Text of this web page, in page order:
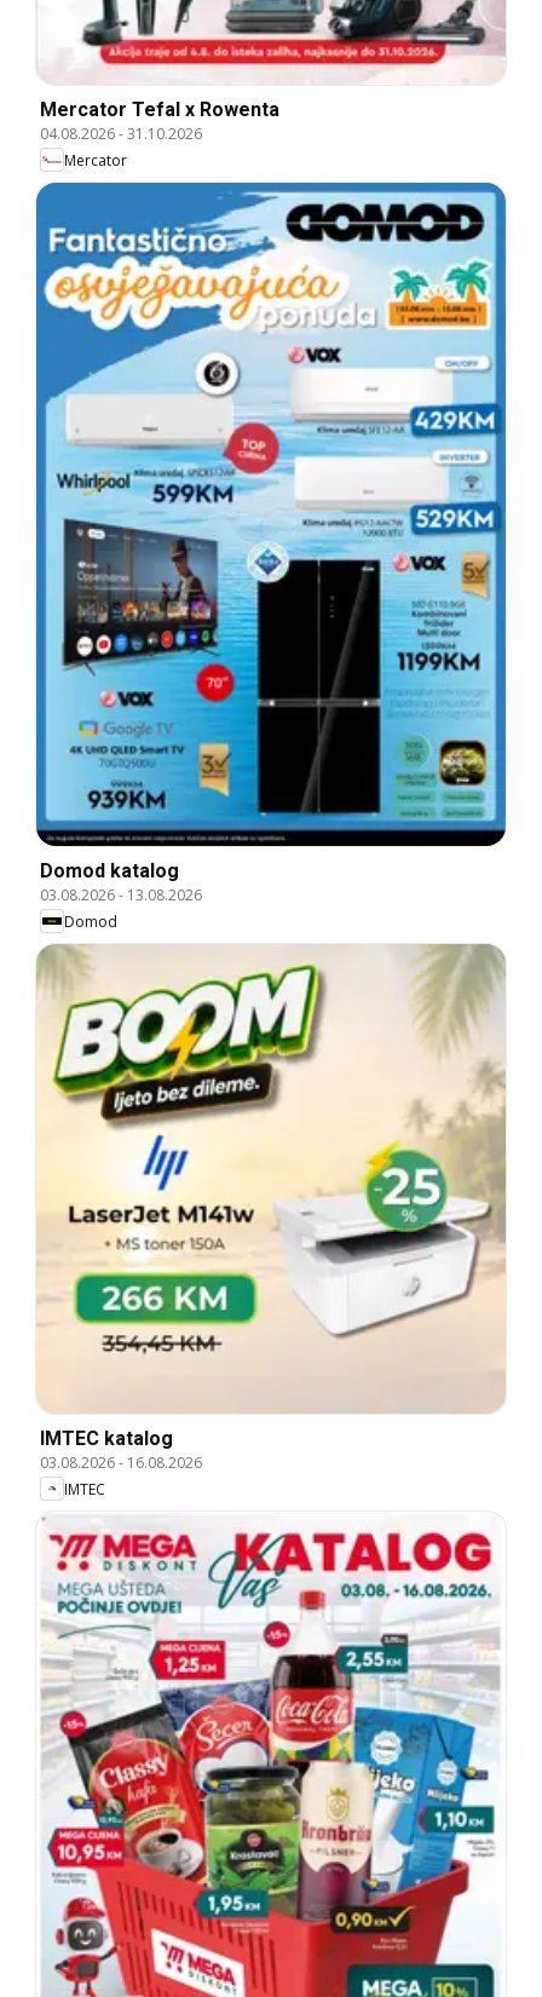
Mercator Tefal x Rowenta
04.08.2026-31.10.2026
Mercator
Domod katalog
03.08.2026- 13.08.2026
Domod
IMTEC katalog
03.08.2026- 16.08.2026
IMTEC